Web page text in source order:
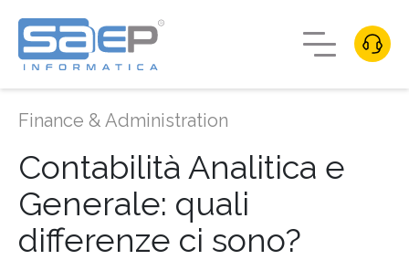
Finance & Administration
Contabilità Analitica e
Generale: quali
differenze ci sono?